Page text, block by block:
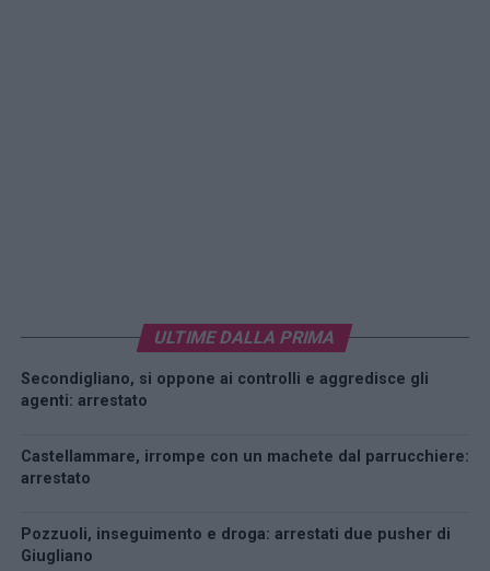
ULTIME DALLA PRIMA
Secondigliano, si oppone ai controlli e aggredisce gli
agenti: arrestato
Castellammare, irrompe con un machete dal parrucchiere:
arrestato
Pozzuoli, inseguimento e droga: arrestati due pusher di
Giugliano